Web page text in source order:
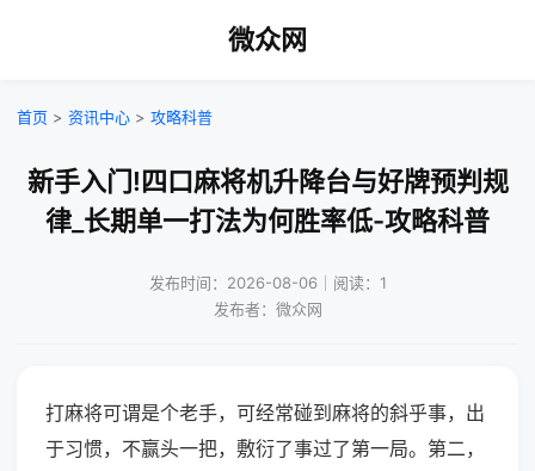
微众网
首页 > 资讯中心 > 攻略科普
新手入门!四口麻将机升降台与好牌预判规
律_长期单一打法为何胜率低-攻略科普
发布时间：2026-08-06｜阅读：1
发布者：微众网
打麻将可谓是个老手，可经常碰到麻将的斜乎事，出
于习惯，不赢头一把，敷衍了事过了第一局。第二，